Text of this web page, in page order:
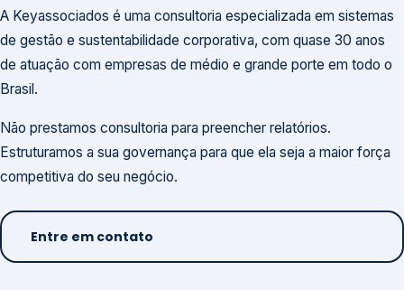
A Keyassociados é uma consultoria especializada em sistemas
de gestão e sustentabilidade corporativa, com quase 30 anos
de atuação com empresas de médio e grande porte em todo o
Brasil.
Não prestamos consultoria para preencher relatórios.
Estruturamos a sua governança para que ela seja a maior força
competitiva do seu negócio.
Entre em contato